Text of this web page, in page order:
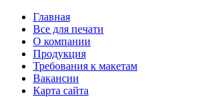
Главная
Все для печати
О компании
Продукция
Требования к макетам
Вакансии
Карта сайта